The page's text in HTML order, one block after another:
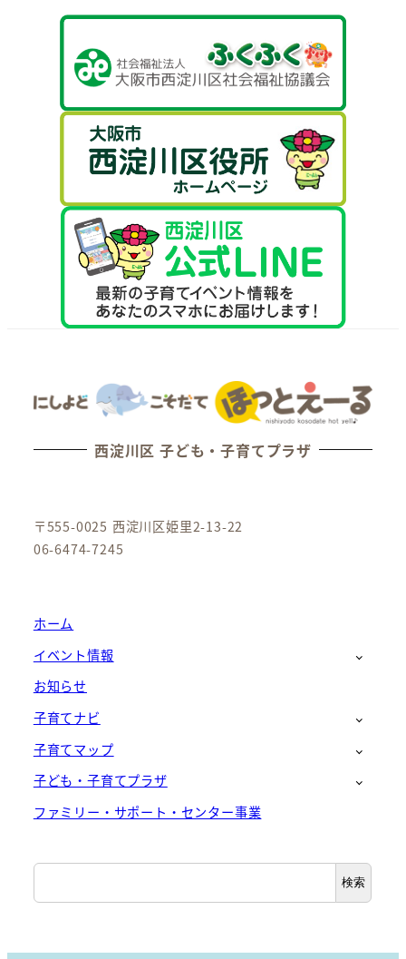
西淀川区 子ども・子育てプラザ
〒555-0025 西淀川区姫里2-13-22
06-6474-7245
ホーム
イベント情報
お知らせ
子育てナビ
子育てマップ
子ども・子育てプラザ
ファミリー・サポート・センター事業
検
索
検索